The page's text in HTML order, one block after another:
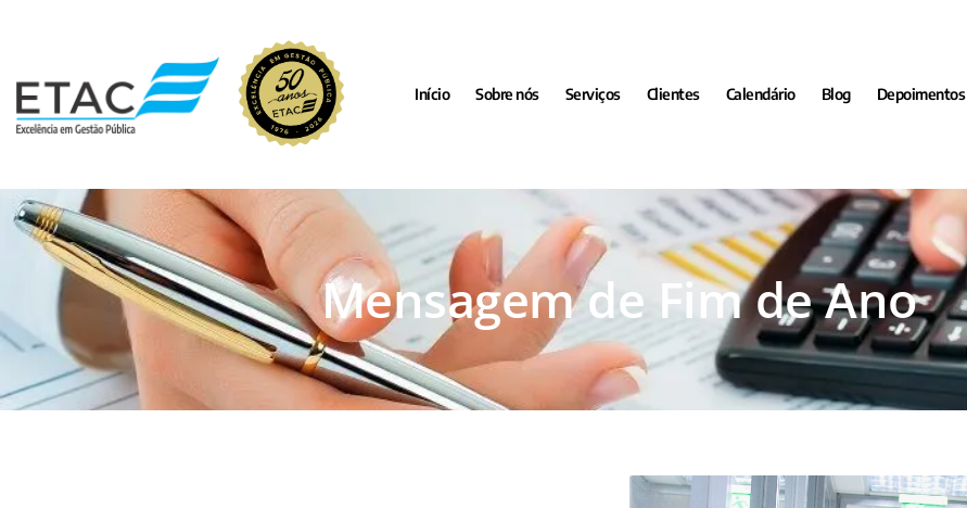
Início Sobre nós Serviços Clientes Calendário Blog Depoimentos
Mensagem de Fim de Ano